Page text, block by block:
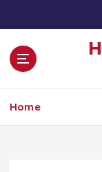
Home